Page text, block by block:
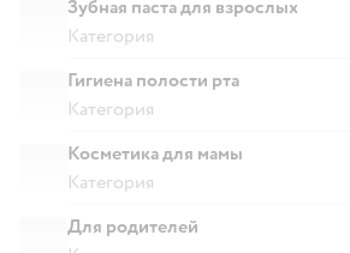
Зубная паста для взрослых
Категория
Гигиена полости рта
Категория
Косметика для мамы
Категория
Для родителей